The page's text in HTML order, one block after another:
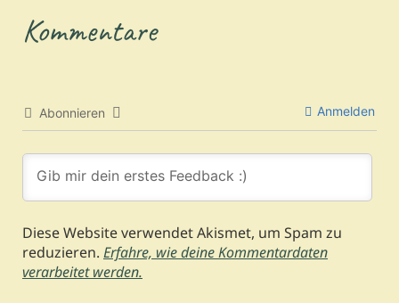
Kommentare
Abonnieren Anmelden
Diese Website verwendet Akismet, um Spam zu
reduzieren. Erfahre, wie deine Kommentardaten
verarbeitet werden.